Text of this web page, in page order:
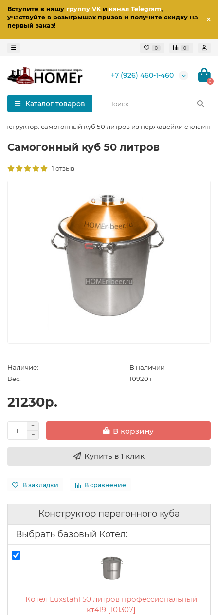
Вступите в нашу группу VKи канал Telegram,
участвуйте в розыгрышах призов и получите скидку на
первый заказ!
0 0
+7 (926) 460-1-460
0
Каталог товаров
самогонный куб 50 литров из нержавейки с кламп
Самогонный куб 50 литров
1 отзыв
Наличие:
В наличии
Вес:
10920 г
21230р.
В корзину
Купить в 1 клик
В закладки В сравнение
Конструктор перегонного куба
Выбрать базовый Котел:
Котел Luxstahl 50 литров профессиональный
кт419 [101307]